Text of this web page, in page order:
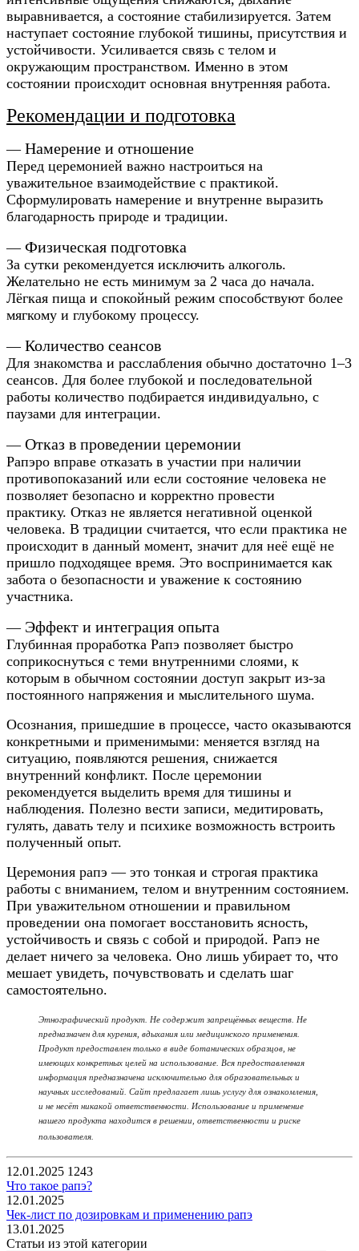
выравнивается, а состояние стабилизируется. Затем
наступает состояние глубокой тишины, присутствия и
устойчивости. Усиливается связь с телом и
окружающим пространством. Именно в этом
состоянии происходит основная внутренняя работа.
Рекомендации и подготовка
— Намерение и отношение
Перед церемонией важно настроиться на
уважительное взаимодействие с практикой.
Сформулировать намерение и внутренне выразить
благодарность природе и традиции.
— Физическая подготовка
За сутки рекомендуется исключить алкоголь.
Желательно не есть минимум за 2 часа до начала.
Лёгкая пища и спокойный режим способствуют более
мягкому и глубокому процессу.
— Количество сеансов
Для знакомства и расслабления обычно достаточно 1–3
сеансов. Для более глубокой и последовательной
работы количество подбирается индивидуально, с
паузами для интеграции.
— Отказ в проведении церемонии
Рапэро вправе отказать в участии при наличии
противопоказаний или если состояние человека не
позволяет безопасно и корректно провести
практику. Отказ не является негативной оценкой
человека. В традиции считается, что если практика не
происходит в данный момент, значит для неё ещё не
пришло подходящее время. Это воспринимается как
забота о безопасности и уважение к состоянию
участника.
— Эффект и интеграция опыта
Глубинная проработка Рапэ позволяет быстро
соприкоснуться с теми внутренними слоями, к
которым в обычном состоянии доступ закрыт из‑за
постоянного напряжения и мыслительного шума.
Осознания, пришедшие в процессе, часто оказываются
конкретными и применимыми: меняется взгляд на
ситуацию, появляются решения, снижается
внутренний конфликт. После церемонии
рекомендуется выделить время для тишины и
наблюдения. Полезно вести записи, медитировать,
гулять, давать телу и психике возможность встроить
полученный опыт.
Церемония рапэ — это тонкая и строгая практика
работы с вниманием, телом и внутренним состоянием.
При уважительном отношении и правильном
проведении она помогает восстановить ясность,
устойчивость и связь с собой и природой. Рапэ не
делает ничего за человека. Оно лишь убирает то, что
мешает увидеть, почувствовать и сделать шаг
самостоятельно.
Этнографический продукт. Не содержит запрещённых веществ. Не
предназначен для курения, вдыхания или медицинского применения.
Продукт предоставлен только в виде ботанических образцов, не
имеющих конкретных целей на использование. Вся предоставленная
информация предназначена исключительно для образовательных и
научных исследований. Сайт предлагает лишь услугу для ознакомления,
и не несёт никакой ответственности. Использование и применение
нашего продукта находится в решении, ответственности и риске
пользователя.
12.01.2025 1243
Что такое рапэ?
12.01.2025
Чек-лист по дозировкам и применению рапэ
13.01.2025
Статьи из этой категории